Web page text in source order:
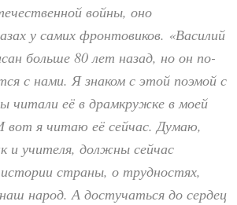
войны, оно
у самих фронтовиков. «Василий
больше 80 лет назад, но он по-
с нами. Я знаком с этой поэмой с
читали её в драмкружке в моей
вот я читаю её сейчас. Думаю,
и учителя, должны сейчас
страны, о трудностях,
народ. А достучаться до сердец